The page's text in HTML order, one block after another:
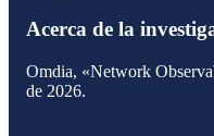
Acerca de la
Omdia, «Network
de 2026.